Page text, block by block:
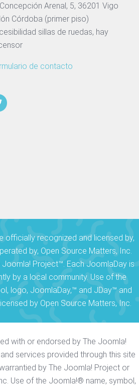
Arenal, 5, 36201 Vigo
Córdoba (primer piso)
sillas de ruedas, hay
de contacto
officially recognized and licensed by,
by, Open Source Matters, Inc.
Joomla! Project™. Each JoomlaDay is
by a local community. Use of the
logo, JoomlaDay,™ and JDay™ and
by Open Source Matters, Inc.
with or endorsed by The Joomla!
services provided through this site
by The Joomla! Project or
Use of the Joomla!® name, symbol,